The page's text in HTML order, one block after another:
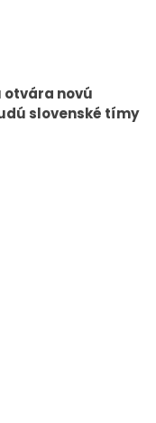
otvára novú
slovenské tímy